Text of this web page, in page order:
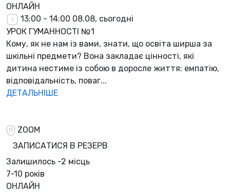
ОНЛАЙН
13:00 - 14:00 08.08, сьогодні
УРОК ГУМАННОСТІ №1
Кому, як не нам із вами, знати, що освіта ширша за
шкільні предмети? Вона закладає цінності, які
дитина нестиме із собою в доросле життя: емпатію,
відповідальність, поваг...
ДЕТАЛЬНІШЕ
ZOOM
ЗАПИСАТИСЯ В РЕЗЕРВ
Залишилось -2 місць
7-10 років
ОНЛАЙН